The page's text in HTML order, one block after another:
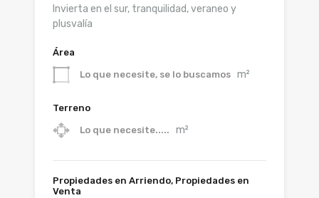
Invierta en el sur, tranquilidad, veraneo y
plusvalía
Área
Lo que necesite, se lo buscamos m²
Terreno
Lo que necesite..... m²
Propiedades en Arriendo, Propiedades en
Venta